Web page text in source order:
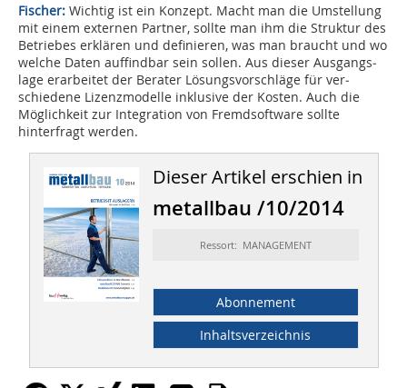
Fischer: Wichtig ist ein Konzept. Macht man die Umstellung
mit einem externen Partner, sollte man ihm die Struktur des
Betriebes erklären und definieren, was man braucht und wo
welche Daten auffindbar sein sollen. Aus dieser Ausgangs­
lage erarbeitet der Berater Lösungsvorschläge für ver­
schiedene Lizenzmodelle inklusive der Kosten. Auch die
Möglichkeit zur Integration von Fremdsoftware sollte
hinterfragt werden.
Dieser Artikel erschien in
metallbau /10/2014
Ressort: MANAGEMENT
Abonnement
Inhaltsverzeichnis